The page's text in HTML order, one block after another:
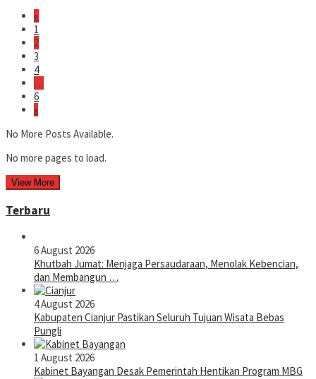
«
1
2
3
4
…
6
»
No More Posts Available.
No more pages to load.
View More
Terbaru
6 August 2026
Khutbah Jumat: Menjaga Persaudaraan, Menolak Kebencian,
dan Membangun …
4 August 2026
Kabupaten Cianjur Pastikan Seluruh Tujuan Wisata Bebas
Pungli
1 August 2026
Kabinet Bayangan Desak Pemerintah Hentikan Program MBG